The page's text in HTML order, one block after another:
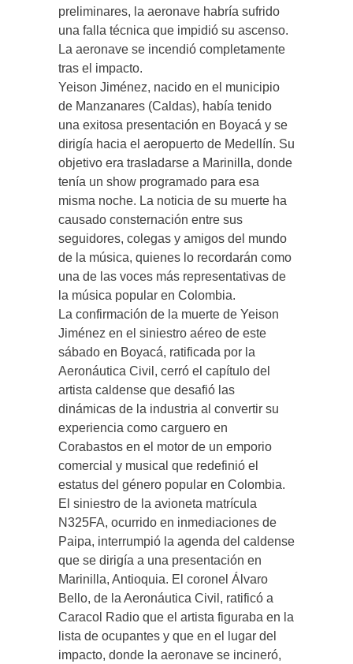
preliminares, la aeronave habría sufrido
una falla técnica que impidió su ascenso.
La aeronave se incendió completamente
tras el impacto.
Yeison Jiménez, nacido en el municipio
de Manzanares (Caldas), había tenido
una exitosa presentación en Boyacá y se
dirigía hacia el aeropuerto de Medellín. Su
objetivo era trasladarse a Marinilla, donde
tenía un show programado para esa
misma noche. La noticia de su muerte ha
causado consternación entre sus
seguidores, colegas y amigos del mundo
de la música, quienes lo recordarán como
una de las voces más representativas de
la música popular en Colombia.
La confirmación de la muerte de Yeison
Jiménez en el siniestro aéreo de este
sábado en Boyacá, ratificada por la
Aeronáutica Civil, cerró el capítulo del
artista caldense que desafió las
dinámicas de la industria al convertir su
experiencia como carguero en
Corabastos en el motor de un emporio
comercial y musical que redefinió el
estatus del género popular en Colombia.
El siniestro de la avioneta matrícula
N325FA, ocurrido en inmediaciones de
Paipa, interrumpió la agenda del caldense
que se dirigía a una presentación en
Marinilla, Antioquia. El coronel Álvaro
Bello, de la Aeronáutica Civil, ratificó a
Caracol Radio que el artista figuraba en la
lista de ocupantes y que en el lugar del
impacto, donde la aeronave se incineró,